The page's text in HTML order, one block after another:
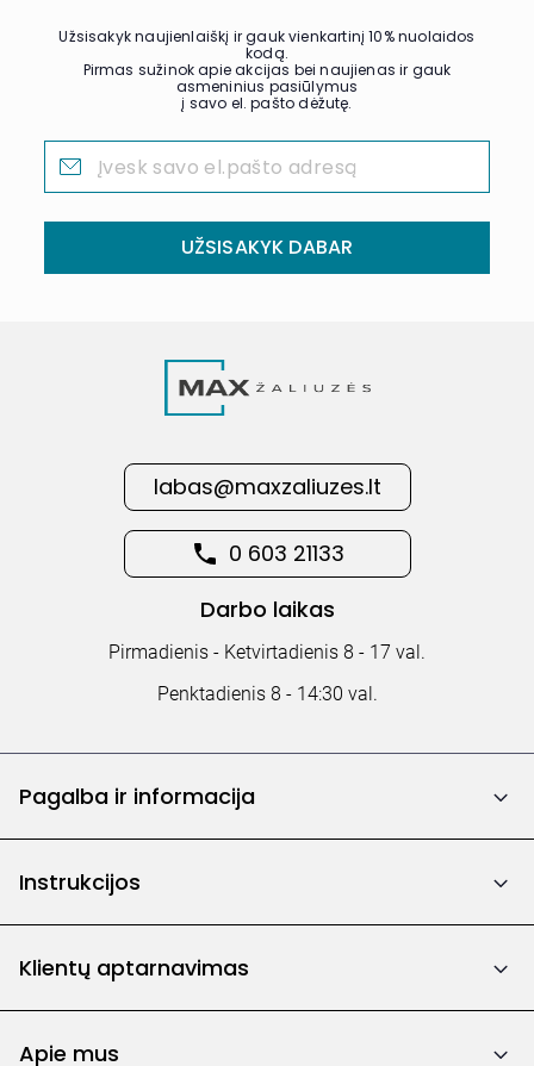
Užsisakyk naujienlaiškį ir gauk vienkartinį 10% nuolaidos
kodą.
Pirmas sužinok apie akcijas bei naujienas ir gauk
asmeninius pasiūlymus
į savo el. pašto dėžutę.
UŽSISAKYK DABAR
labas@maxzaliuzes.lt
0 603 21133
Darbo laikas
Pirmadienis - Ketvirtadienis 8 - 17 val.
Penktadienis 8 - 14:30 val.
Pagalba ir informacija
Instrukcijos
Klientų aptarnavimas
Apie mus